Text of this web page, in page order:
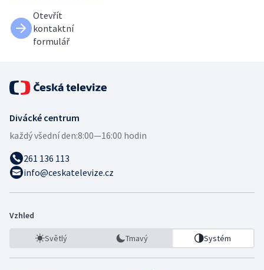
Otevřít
kontaktní
formulář
Divácké centrum
každý všední den:8:00—16:00 hodin
261 136 113
info@ceskatelevize.cz
Vzhled
Světlý Tmavý Systém